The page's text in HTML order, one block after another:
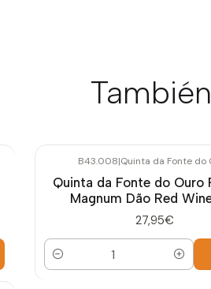
B43.008|Quinta da Fonte do
Quinta da Fonte do Ouro
Magnum Dão Red
27,95€
Cantidad